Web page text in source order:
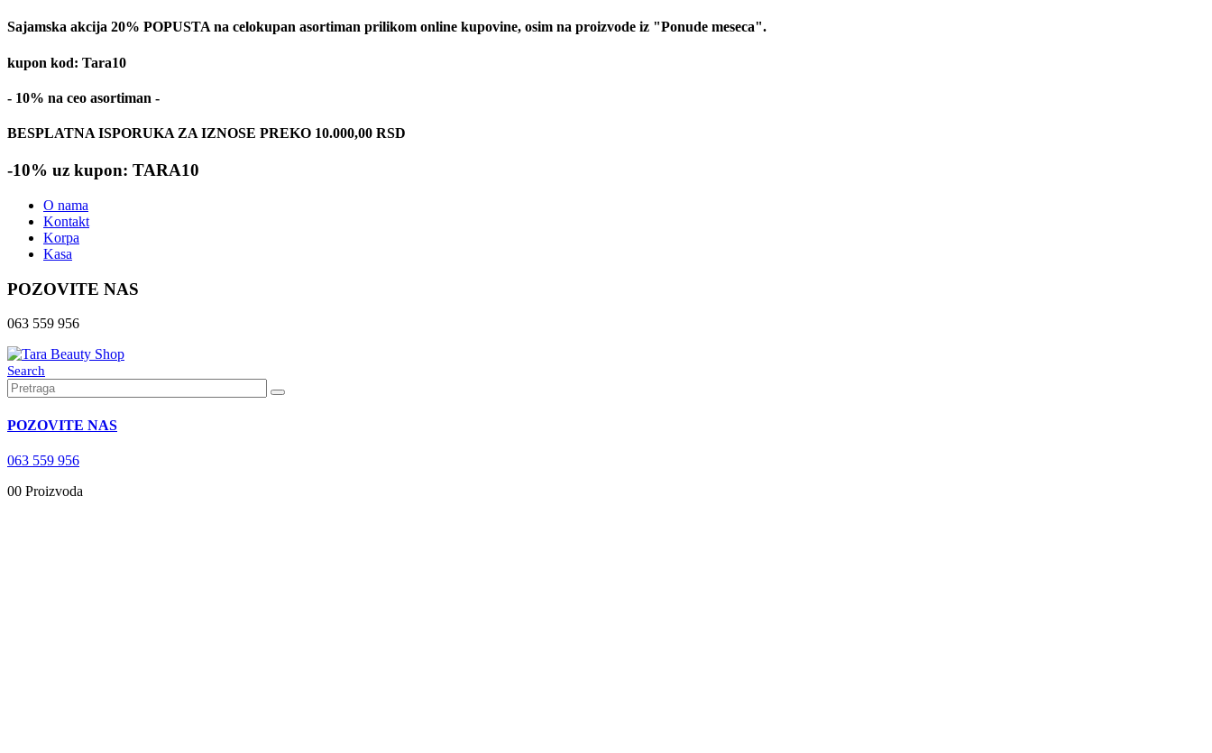
Sajamska akcija 20% POPUSTA na celokupan asortiman prilikom online kupovine, osim na proizvode iz "Ponude meseca".
kupon kod: Tara10
- 10% na ceo asortiman -
BESPLATNA ISPORUKA ZA IZNOSE PREKO 10.000,00 RSD
-10% uz kupon: TARA10
O nama
Kontakt
Korpa
Kasa
POZOVITE NAS
063 559 956
Search
POZOVITE NAS
063 559 956
00 Proizvoda